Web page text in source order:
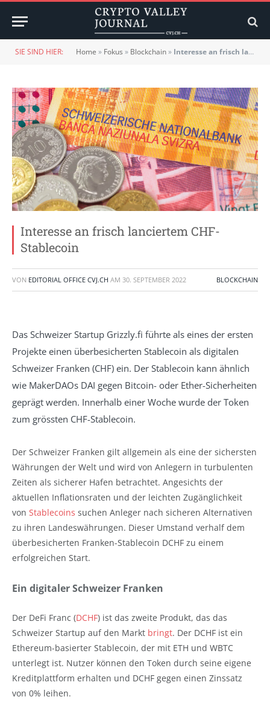
SIE SIND HIER: Home » Fokus » Blockchain» Interesse an frisch lanciertem CHF-Stablecoin
Interesse an frisch lanciertem CHF-
Stablecoin
VON EDITORIAL OFFICE CVJ.CH AM 30. SEPTEMBER 2022 BLOCKCHAIN
Das Schweizer Startup Grizzly.fi führte als eines der ersten
Projekte einen überbesicherten Stablecoin als digitalen
Schweizer Franken (CHF) ein. Der Stablecoin kann ähnlich
wie MakerDAOs DAI gegen Bitcoin- oder Ether-Sicherheiten
geprägt werden. Innerhalb einer Woche wurde der Token
zum grössten CHF-Stablecoin.
Der Schweizer Franken gilt allgemein als eine der sichersten
Währungen der Welt und wird von Anlegern in turbulenten
Zeiten als sicherer Hafen betrachtet. Angesichts der
aktuellen Inflationsraten und der leichten Zugänglichkeit
von Stablecoins suchen Anleger nach sicheren Alternativen
zu ihren Landeswährungen. Dieser Umstand verhalf dem
überbesicherten Franken-Stablecoin DCHF zu einem
erfolgreichen Start.
Ein digitaler Schweizer Franken
Der DeFi Franc (DCHF) ist das zweite Produkt, das das
Schweizer Startup auf den Markt bringt. Der DCHF ist ein
Ethereum-basierter Stablecoin, der mit ETH und WBTC
unterlegt ist. Nutzer können den Token durch seine eigene
Kreditplattform erhalten und DCHF gegen einen Zinssatz
von 0% leihen.